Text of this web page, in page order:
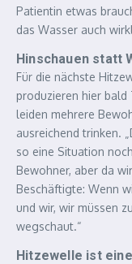
Patientin etwas
das Wasser auch
Hinschauen statt
Für die nächste
produzieren hier bald
leiden mehrere
ausreichend trinken.
so eine Situation
Bewohner, aber da
Beschäftigte: Wenn
und wir, wir müssen
wegschaut.“
Hitzewelle ist